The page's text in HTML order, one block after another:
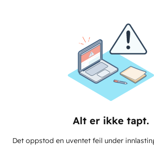
Alt er ikke tapt.
Det oppstod en uventet feil under